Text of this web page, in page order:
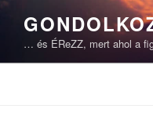
Tartalomhoz
… és ÉReZZ, mert ahol a